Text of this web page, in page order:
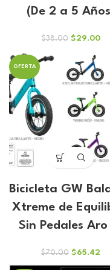
(De 2 a 5
$38.00 El
original
era:
$38.00.
$29.00El
es:
OFERTA
Bicicleta GW
Xtreme de
Sin Pedales Aro
$70.00 El
precio
$65.42